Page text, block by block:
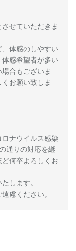
せていただきま
、体感のしやすい
感希望者が多い
合もございま
お願い致しま
ナウイルス感染
通りの対応を継
何卒よろしくお
します。
慮ください。